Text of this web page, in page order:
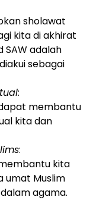
sholawat
kita di akhirat
SAW adalah
sebagai
:
membantu
kita dan
:
kita
umat Muslim
agama.